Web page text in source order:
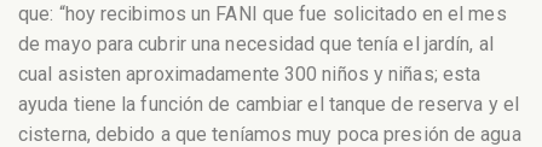
que: “hoy recibimos un FANI que fue solicitado en el mes
de mayo para cubrir una necesidad que tenía el jardín, al
cual asisten aproximadamente 300 niños y niñas; esta
ayuda tiene la función de cambiar el tanque de reserva y el
cisterna, debido a que teníamos muy poca presión de agua